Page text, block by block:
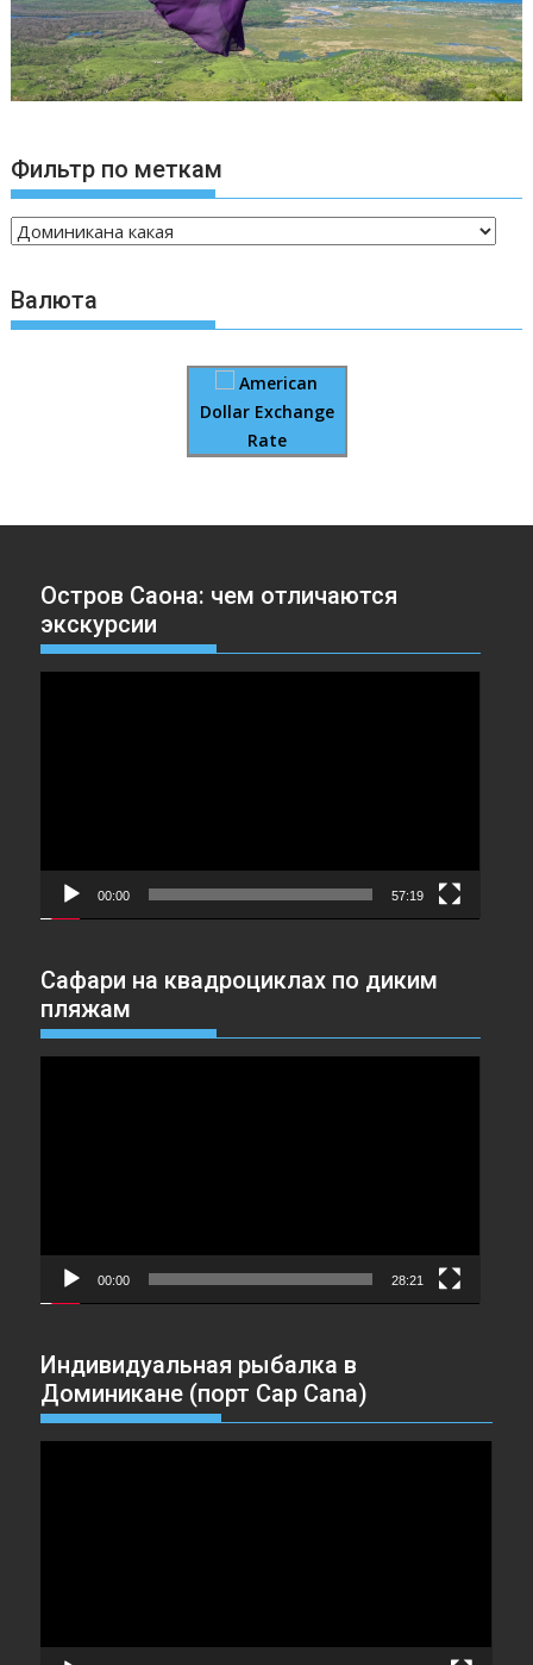
Фильтр по меткам
Валюта
American
Dollar Exchange
Rate
Остров Саона: чем отличаются
экскурсии
00:00 57:19
Сафари на квадроциклах по диким
пляжам
00:00 28:21
Индивидуальная рыбалка в
Доминикане (порт Cap Cana)